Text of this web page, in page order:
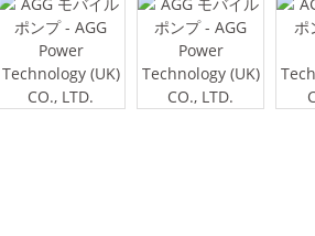
Pシリーズ 10～220 KVA
DEシリーズ 22-250 KVA
Kシリーズ 7-49 KVA
Aシリーズ 16.5-150 kVA